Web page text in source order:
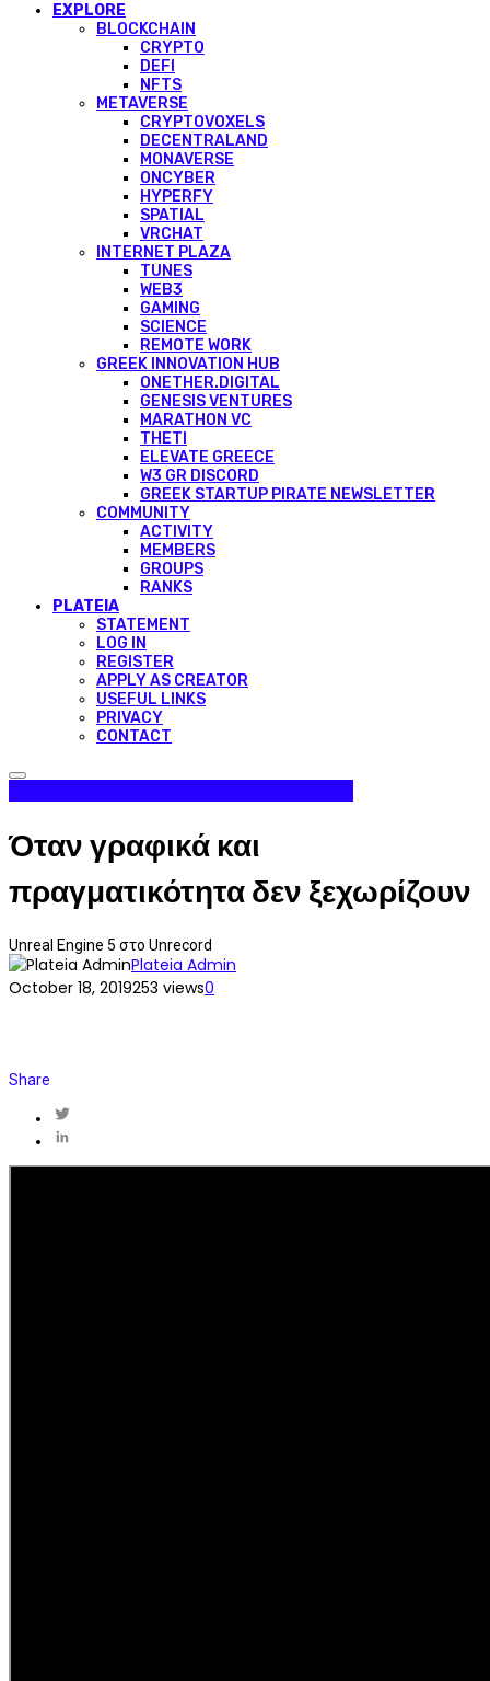
EXPLORE
BLOCKCHAIN
CRYPTO
DEFI
NFTS
METAVERSE
CRYPTOVOXELS
DECENTRALAND
MONAVERSE
ONCYBER
HYPERFY
SPATIAL
VRCHAT
INTERNET PLAZA
TUNES
WEB3
GAMING
SCIENCE
REMOTE WORK
GREEK INNOVATION HUB
ONETHER.DIGITAL
GENESIS VENTURES
MARATHON VC
THETI
ELEVATE GREECE
W3 GR DISCORD
GREEK STARTUP PIRATE NEWSLETTER
COMMUNITY
ACTIVITY
MEMBERS
GROUPS
RANKS
PLATEIA
STATEMENT
LOG IN
REGISTER
APPLY AS CREATOR
USEFUL LINKS
PRIVACY
CONTACT
Όταν γραφικά και
πραγματικότητα δεν ξεχωρίζουν
Unreal Engine 5 στο Unrecord
Plateia Admin
October 18, 2019253 views0
Share